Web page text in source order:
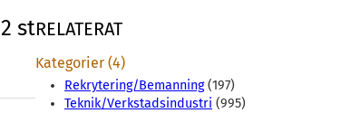
2 stRELATERAT
Kategorier (4)
Rekrytering/Bemanning(197)
Teknik/Verkstadsindustri (995)